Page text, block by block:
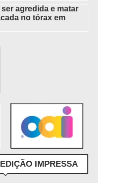
agredida e matar
no tórax em
IMPRESSA